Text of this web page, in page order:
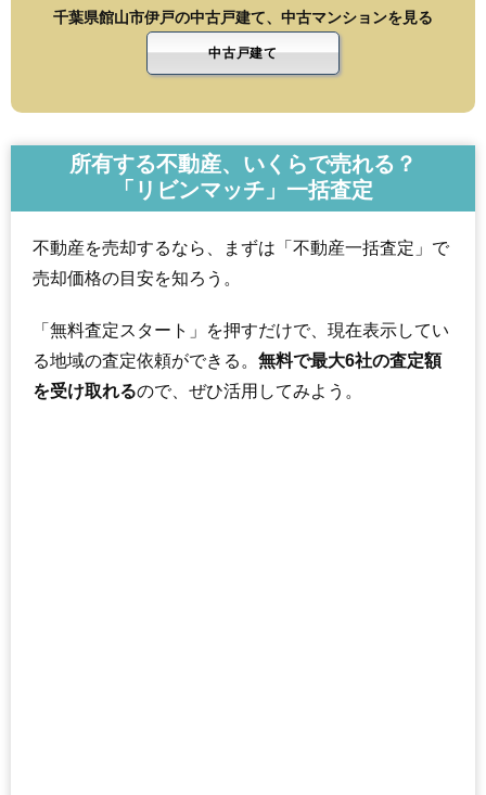
千葉県館山市伊戸の中古戸建て、中古マンションを見る
中古戸建て
所有する不動産、いくらで売れる？
「リビンマッチ」一括査定
不動産を売却するなら、まずは「不動産一括査定」で
売却価格の目安を知ろう。
「無料査定スタート」を押すだけで、現在表示してい
る地域の査定依頼ができる。 無料で最大6社の査定額
を受け取れるので、ぜひ活用してみよう。